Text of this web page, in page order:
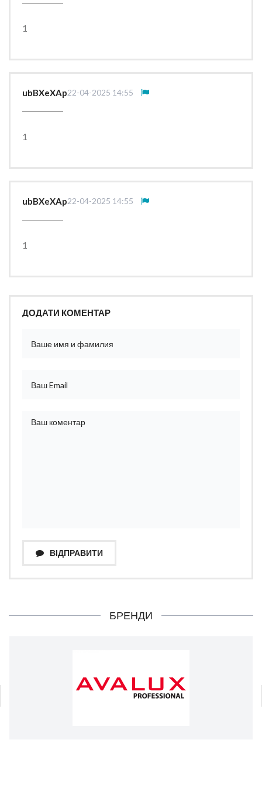
1
ubBXeXAp22-04-2025 14:55
1
ubBXeXAp22-04-2025 14:55
1
ДОДАТИ КОМЕНТАР
ВІДПРАВИТИ
БРЕНДИ